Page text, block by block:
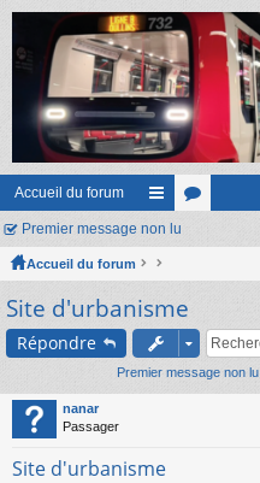
Accueil du forum
ac
co
ur
ci
s
m
Premier message non lu
Accueil du forum
Site d'urbanisme
Répondre
Premier message non lu
nanar
Passager
Site d'urbanisme